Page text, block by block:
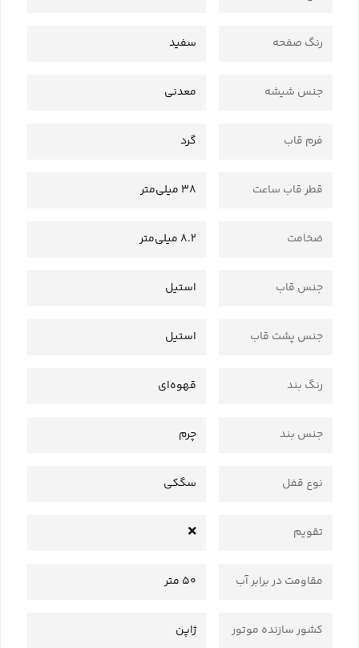
رنگ صفحه سفید
جنس شیشه معدنی
فرم قاب گرد
قطر قاب ساعت 38 میلی‌متر
ضخامت 8.2 میلی‌متر
جنس قاب استیل
جنس پشت قاب استیل
رنگ بند قهوه‌ای
جنس بند چرم
نوع قفل سگکی
تقویم
مقاومت در برابر آب 50 متر
کشور سازنده موتور ژاپن